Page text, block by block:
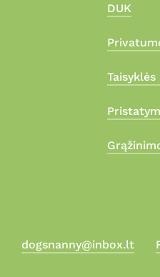
Suma:
DUK
dogsnanny@inbox.lt